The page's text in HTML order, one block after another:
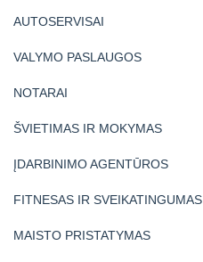
AUTOSERVISAI
VALYMO PASLAUGOS
NOTARAI
ŠVIETIMAS IR MOKYMAS
ĮDARBINIMO AGENTŪROS
FITNESAS IR SVEIKATINGUMAS
MAISTO PRISTATYMAS